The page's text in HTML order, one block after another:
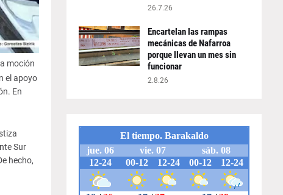
moción
el apoyo
En
Sur
hecho,
26.7.26
Encartelan las rampas
mecánicas de Nafarroa
porque llevan un mes sin
funcionar
2.8.26